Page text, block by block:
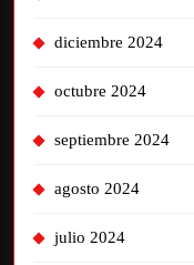
diciembre 2024
octubre 2024
septiembre 2024
agosto 2024
julio 2024